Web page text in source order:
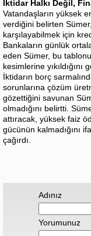
İktidar Halkı Değil,
Vatandaşların yüksek
verdiğini belirten
karşılayabilmek için
Bankaların günlük
eden Sümer, bu
kesimlerine yıkıldığını
İktidarın borç
sorunlarına çözüm
gözettiğini savunan
olmadığını belirtti.
attıracak, yüksek faiz
gücünün kalmadığını
çağırdı.
Adınız
Yorumunuz